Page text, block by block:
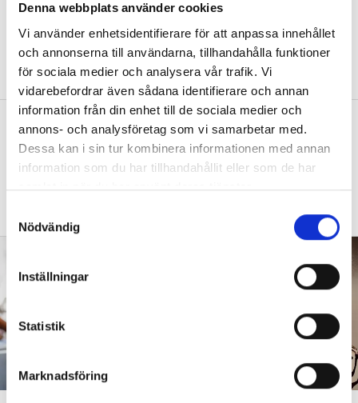
Denna webbplats använder cookies
Vi använder enhetsidentifierare för att anpassa innehållet
och annonserna till användarna, tillhandahålla funktioner
för sociala medier och analysera vår trafik. Vi
vidarebefordrar även sådana identifierare och annan
information från din enhet till de sociala medier och
annons- och analysföretag som vi samarbetar med.
Dessa kan i sin tur kombinera informationen med annan
information som du har tillhandahållit eller som de har
samlat in när du har använt deras tjänster.
c
k
e
Nödvändig
Inställningar
Statistik
Marknadsföring
DEBATT ”Ska jag som förskollärare duka,
damma, snygga upp i hallen, svara i telefon
eller ska jag vara närvarande tillsammans
med barnen?”
”Vad säger det om skolan när allt fler
barn behöver anpassas?”
DEBATT ”Frågan är hur skolan kan ge plats åt
fler barn från början – inte hur de ska